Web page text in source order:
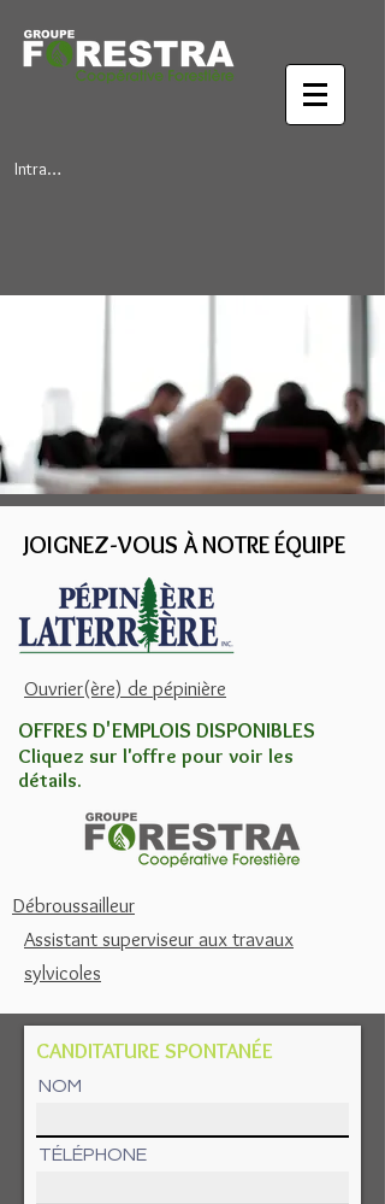
Intranet Forestra
JOIGNEZ-VOUS À NOTRE ÉQUIPE
Ouvrier(ère) de pépinière
OFFRES D'EMPLOIS DISPONIBLES
Cliquez sur l'offre pour voir les
détails.
Débroussailleur
Assistant superviseur aux travaux
sylvicoles
CANDITATURE SPONTANÉE
NOM
TÉLÉPHONE